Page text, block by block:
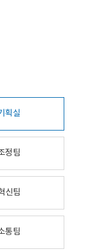
획실
정팀
신팀
통팀